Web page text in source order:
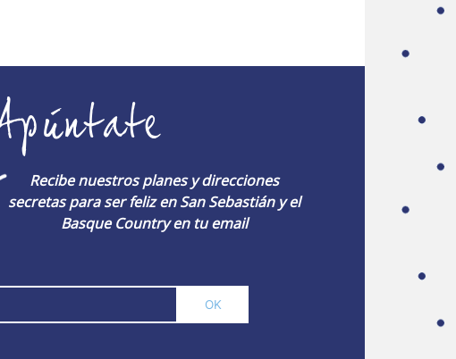
Recibe nuestros planes y direcciones
secretas para ser feliz en San Sebastián y el
Basque Country en tu email